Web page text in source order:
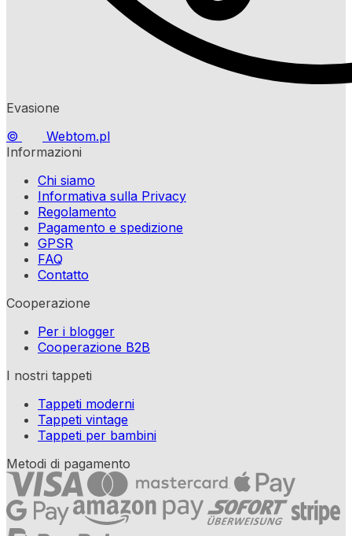
Evasione
©
Webtom.pl
Informazioni
Chi siamo
Informativa sulla Privacy
Regolamento
Pagamento e spedizione
GPSR
FAQ
Contatto
Cooperazione
Per i blogger
Cooperazione B2B
I nostri tappeti
Tappeti moderni
Tappeti vintage
Tappeti per bambini
Metodi di pagamento